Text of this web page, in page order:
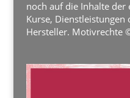
noch auf die Inhalte der
Kurse,
Hersteller. Motivrechte